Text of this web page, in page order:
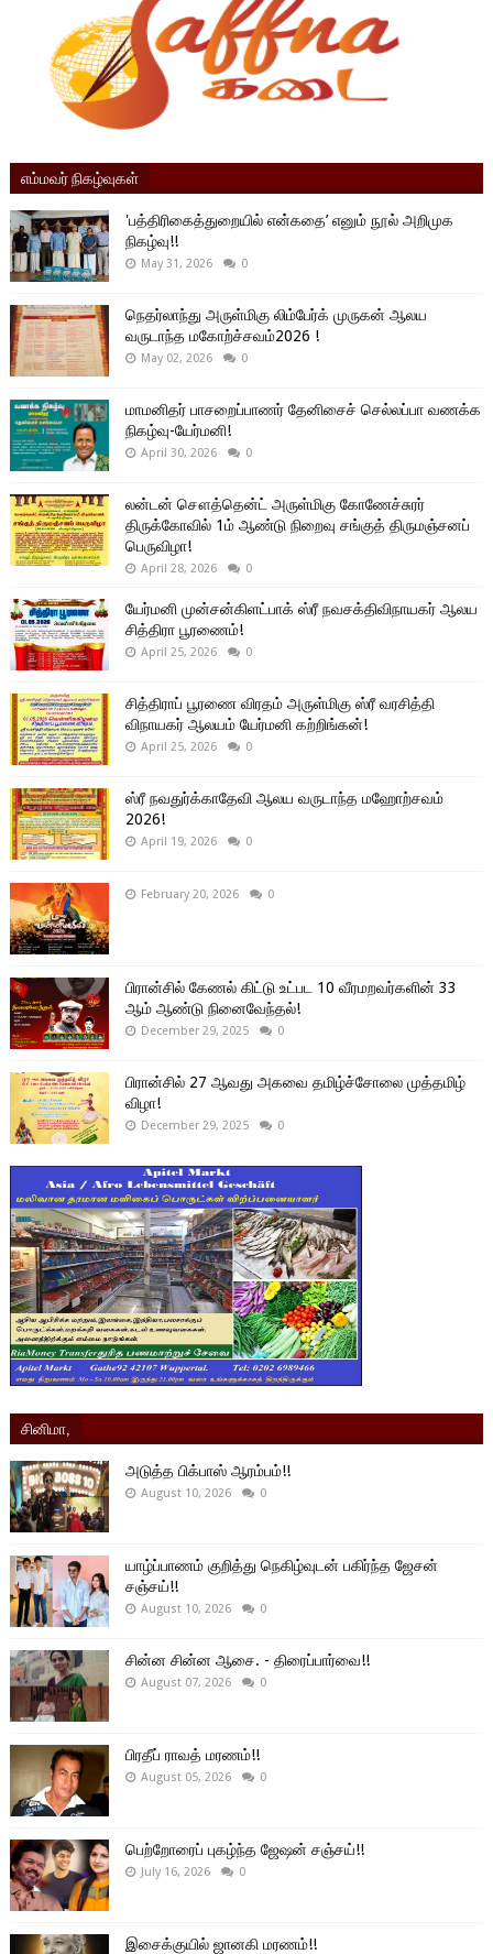
எம்மவர் நிகழ்வுகள்
'பத்திரிகைத்துறையில் என்கதை’ எனும் நூல் அறிமுக
நிகழ்வு!!
May 31, 2026 0
நெதர்லாந்து அருள்மிகு லிம்பேர்க் முருகன் ஆலய
வருடாந்த மகோற்ச்சவம்2026 !
May 02, 2026 0
மாமனிதர் பாசறைப்பாணர் தேனிசைச் செல்லப்பா வணக்க
நிகழ்வு-யேர்மனி!
April 30, 2026 0
லன்டன் சௌத்தென்ட் அருள்மிகு கோணேச்சுரர்
திருக்கோவில் 1ம் ஆண்டு நிறைவு சங்குத் திருமஞ்சனப்
பெருவிழா!
April 28, 2026 0
யேர்மனி முன்சன்கிளட்பாக் ஸ்ரீ நவசக்திவிநாயகர் ஆலய
சித்திரா பூரணைம்!
April 25, 2026 0
சித்திராப் பூரணை விரதம் அருள்மிகு ஸ்ரீ வரசித்தி
விநாயகர் ஆலயம் யேர்மனி கற்றிங்கன்!
April 25, 2026 0
ஸ்ரீ நவதுர்க்காதேவி ஆலய வருடாந்த மஹோற்சவம்
2026!
April 19, 2026 0
February 20, 2026 0
பிரான்சில் கேணல் கிட்டு உட்பட 10 வீரமறவர்களின் 33
ஆம் ஆண்டு நினைவேந்தல்!
December 29, 2025 0
பிரான்சில் 27 ஆவது அகவை தமிழ்ச்சோலை முத்தமிழ்
விழா!
December 29, 2025 0
சினிமா,
அடுத்த பிக்பாஸ் ஆரம்பம்!!
August 10, 2026 0
யாழ்ப்பாணம் குறித்து நெகிழ்வுடன் பகிர்ந்த ஜேசன்
சஞ்சய்!!
August 10, 2026 0
சின்ன சின்ன ஆசை. - திரைப்பார்வை!!
August 07, 2026 0
பிரதீப் ராவத் மரணம்!!
August 05, 2026 0
பெற்றோரைப் புகழ்ந்த ஜேஷன் சஞ்சய்!!
July 16, 2026 0
இசைக்குயில் ஜானகி மரணம்!!